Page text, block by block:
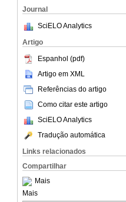
Journal
SciELO Analytics
Artigo
Espanhol (pdf)
Artigo em XML
Referências do artigo
Como citar este artigo
SciELO Analytics
Tradução automática
Links relacionados
Compartilhar
Mais
Mais